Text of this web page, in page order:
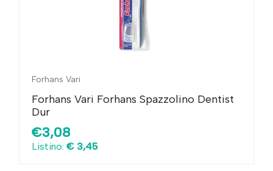
Forhans Vari
Forhans Vari Forhans Spazzolino Dentist
Dur
€3,08
Listino: € 3,45